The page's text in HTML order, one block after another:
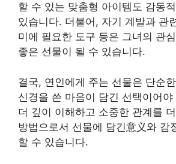
할 수 있는 맞춤형 아이템도 감동
있습니다. 더불어, 자기 계발과 관
미에 필요한 도구 등은 그녀의 관
좋은 선물이 될 수 있습니다.
결국, 연인에게 주는 선물은 단순
신경을 쓴 마음이 담긴 선택이어
더 깊이 이해하고 소중한 관계를
방법으로서 선물에 담긴意义와 감
할 수 있습니다.